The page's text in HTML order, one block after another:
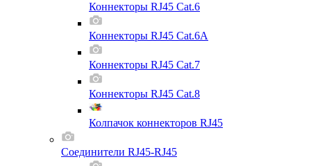
Коннекторы RJ45 Cat.6
Коннекторы RJ45 Cat.6A
Коннекторы RJ45 Cat.7
Коннекторы RJ45 Cat.8
Колпачок коннекторов RJ45
Соединители RJ45-RJ45